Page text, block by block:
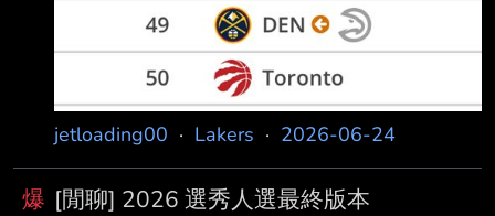
jetloading00 · Lakers · 2026-06-24
爆 [閒聊] 2026 選秀人選最終版本